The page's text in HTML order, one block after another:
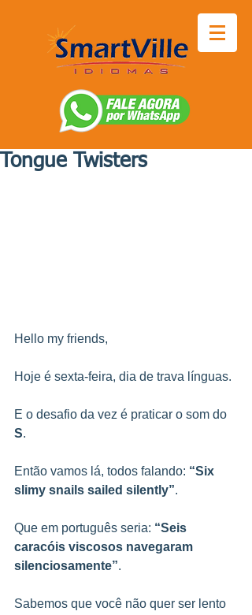
Tongue Twisters
Hello my friends,
Hoje é sexta-feira, dia de trava línguas.
E o desafio da vez é praticar o som do
S.
Então vamos lá, todos falando: “Six
slimy snails sailed silently”.
Que em português seria: “Seis
caracóis viscosos navegaram
silenciosamente”.
Sabemos que você não quer ser lento